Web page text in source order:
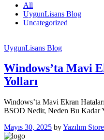
All
UygunLisans Blog
Uncategorized
UygunLisans Blog
Windows’ta Mavi
Yolları
Windows’ta Mavi Ekran
BSOD Nedir, Neden Bu Kadar
Mayıs 30, 2025 byYazılım Store